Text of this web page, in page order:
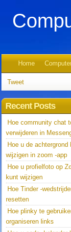
Home
Tweet
Recent Posts
Hoe community chat
verwijderen in
Hoe u de achtergrond
wijzigen in zoom -app
Hoe u profielfoto op
kunt wijzigen
Hoe Tinder -
resetten
Hoe plinky te
organiseren links